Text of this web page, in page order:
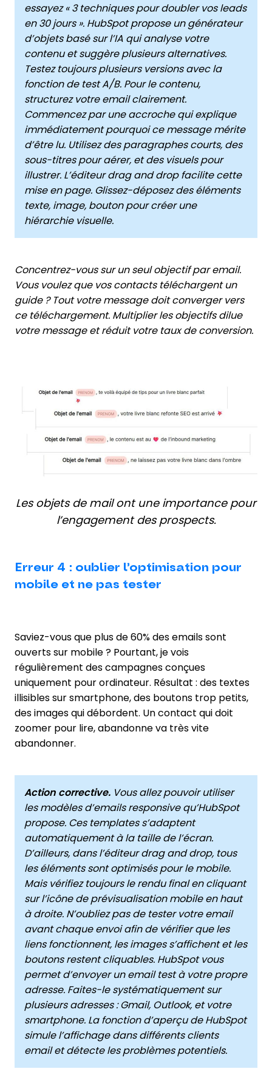
essayez « 3 techniques pour doubler vos leads
en 30 jours ». HubSpot propose un générateur
d’objets basé sur l’IA qui analyse votre
contenu et suggère plusieurs alternatives.
Testez toujours plusieurs versions avec la
fonction de test A/B. Pour le contenu,
structurez votre email clairement.
Commencez par une accroche qui explique
immédiatement pourquoi ce message mérite
d’être lu. Utilisez des paragraphes courts, des
sous-titres pour aérer, et des visuels pour
illustrer. L’éditeur drag and drop facilite cette
mise en page. Glissez-déposez des éléments
texte, image, bouton pour créer une
hiérarchie visuelle.
Concentrez-vous sur un seul objectif par email.
Vous voulez que vos contacts téléchargent un
guide ? Tout votre message doit converger vers
ce téléchargement. Multiplier les objectifs dilue
votre message et réduit votre taux de conversion.
Les objets de mail ont une importance pour
l’engagement des prospects.
Erreur 4 : oublier l’optimisation pour
mobile et ne pas tester
Saviez-vous que plus de 60% des emails sont
ouverts sur mobile ? Pourtant, je vois
régulièrement des campagnes conçues
uniquement pour ordinateur. Résultat : des textes
illisibles sur smartphone, des boutons trop petits,
des images qui débordent. Un contact qui doit
zoomer pour lire, abandonne va très vite
abandonner.
Action corrective. Vous allez pouvoir utiliser
les modèles d’emails responsive qu’HubSpot
propose. Ces templates s’adaptent
automatiquement à la taille de l’écran.
D’ailleurs, dans l’éditeur drag and drop, tous
les éléments sont optimisés pour le mobile.
Mais vérifiez toujours le rendu final en cliquant
sur l’icône de prévisualisation mobile en haut
à droite. N’oubliez pas de tester votre email
avant chaque envoi afin de vérifier que les
liens fonctionnent, les images s’affichent et les
boutons restent cliquables. HubSpot vous
permet d’envoyer un email test à votre propre
adresse. Faites-le systématiquement sur
plusieurs adresses : Gmail, Outlook, et votre
smartphone. La fonction d’aperçu de HubSpot
simule l’affichage dans différents clients
email et détecte les problèmes potentiels.